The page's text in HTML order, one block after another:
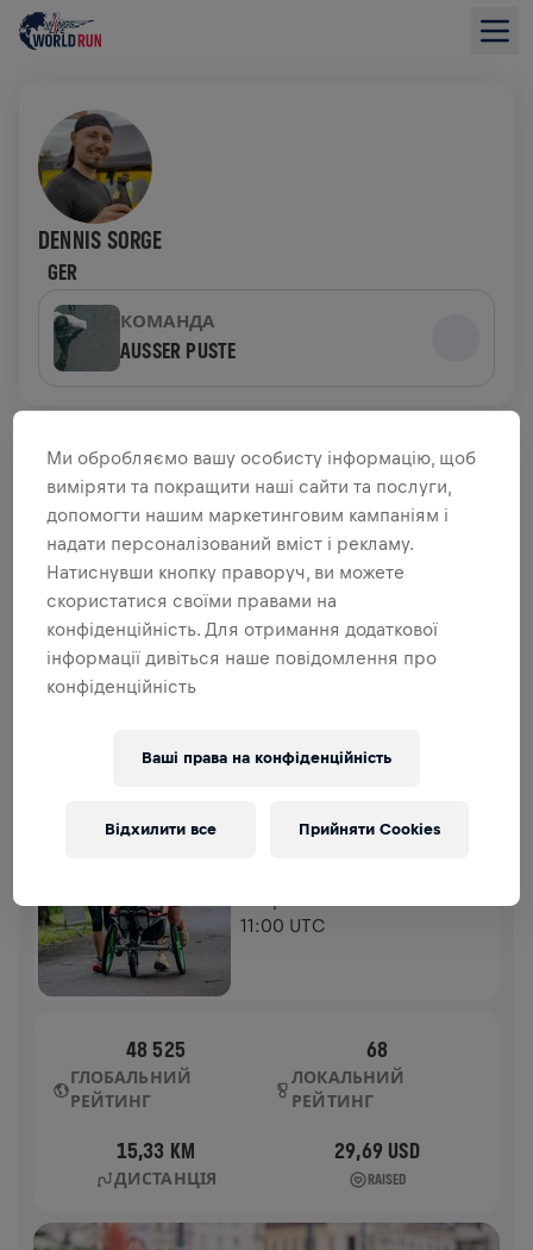
DENNIS SORGE
GER
КОМАНДА
AUSSER PUSTE
ЗІБРАНО 0,00 USD З 28,25 USD ЦІЛЬ
ДОДАТКОВІ ВНЕСКИ
ЗРОБИТИ ДОДАТКОВИЙ ВНЕСОК
Зроби внесок, щоб змінити ситуацію! 100% твого
внеску йде на дослідження спинного мозку.
ІСТОРІЯ
11:00 UTC
48 525
ГЛОБАЛЬНИЙ
РЕЙТИНГ
68
ЛОКАЛЬНИЙ
РЕЙТИНГ
15,33 KM
ДИСТАНЦІЯ
29,69 USD
RAISED
Ми обробляємо вашу особисту інформацію, щоб
виміряти та покращити наші сайти та послуги,
допомогти нашим маркетинговим кампаніям і
надати персоналізований вміст і рекламу.
Натиснувши кнопку праворуч, ви можете
скористатися своїми правами на
конфіденційність. Для отримання додаткової
інформації дивіться наше повідомлення про
конфіденційність
Ваші права на конфіденційність
Відхилити все Прийняти Cookies